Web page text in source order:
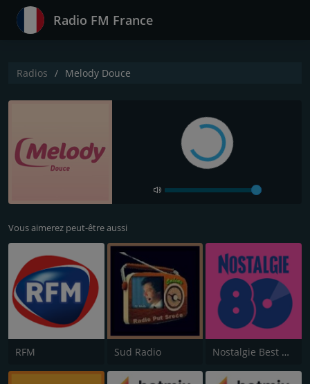
Radio FM France
Radios Melody Douce
Vous aimerez peut-être aussi
RFM Sud Radio Nostalgie Best of 80s